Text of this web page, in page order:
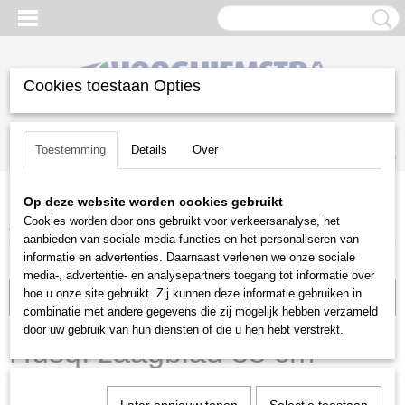
Inloggen Registreren
(0)
Home >Snoeien en Zagen> Kettingzagen | toebehoren
Zaagbladen>Husqvarna >Husq. zaagblad 38 cm 1.5mm 3/8"
Voorraad: 1
Husq. zaagblad 38 cm
1.5mm 3/8"
Cookies toestaan Opties
Toestemming Details Over
Op deze website worden cookies gebruikt
Cookies worden door ons gebruikt voor verkeersanalyse, het
aanbieden van sociale media-functies en het personaliseren van
informatie en advertenties. Daarnaast verlenen we onze sociale
media-, advertentie- en analysepartners toegang tot informatie over
hoe u onze site gebruikt. Zij kunnen deze informatie gebruiken in
combinatie met andere gegevens die zij mogelijk hebben verzameld
door uw gebruik van hun diensten of die u hen hebt verstrekt.